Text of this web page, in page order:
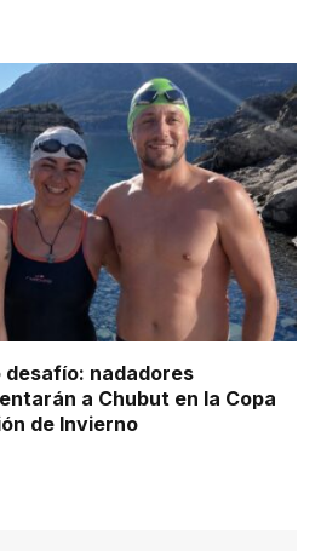
desafío: nadadores
a Chubut en la Copa
de Invierno